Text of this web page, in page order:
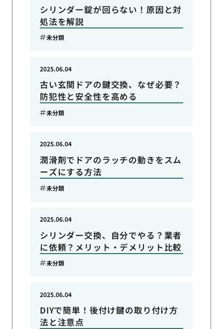
シリンダー錠が回らない！原因と対
処法を解説
未分類
古い玄関ドアの鍵交換、なぜ必要？
防犯性と安全性を高める
2025.06.04
未分類
潤滑剤でドアのラッチの動きをスム
ーズにする方法
2025.06.04
未分類
シリンダー交換、自分でやる？業者
に依頼？メリット・デメリット比較
2025.06.04
未分類
DIYで簡単！後付け鍵の取り付け方
法と注意点
2025.06.04